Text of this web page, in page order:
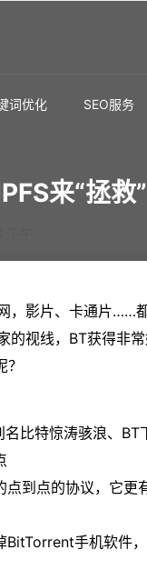
词优化 SEO服务
来“拯救”
，影片、卡通片……
的视线，BT获得非
比特惊涛骇浪、
到点的协议，它更
BitTorrent手机软件